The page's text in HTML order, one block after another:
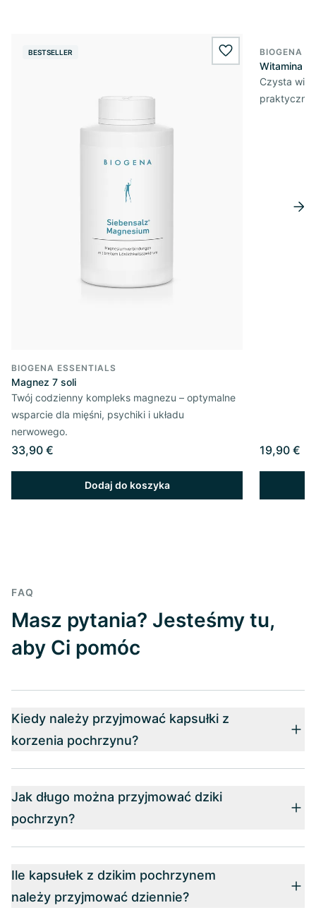
BESTSELLER wishlist.add
BIOGENA ESSENTIALS
Magnez 7 soli
Twój codzienny kompleks magnezu – optymalne
wsparcie dla mięśni, psychiki i układu
nerwowego.
33,90 €
Dodaj do koszyka
BIOGENA
Witamina
Czysta
19,90 €
FAQ
Masz pytania? Jesteśmy tu,
aby Ci pomóc
Kiedy należy przyjmować kapsułki z
korzenia pochrzynu?
Jak długo można przyjmować dziki
pochrzyn?
Ile kapsułek z dzikim pochrzynem
należy przyjmować dziennie?